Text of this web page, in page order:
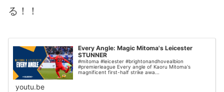
る！！
Every Angle: Magic Mitoma's Leicester
STUNNER
#mitoma #leicester #brightonandhovealbion
#premierleague Every angle of Kaoru Mitoma's
magnificent first-half strike awa...
youtu.be